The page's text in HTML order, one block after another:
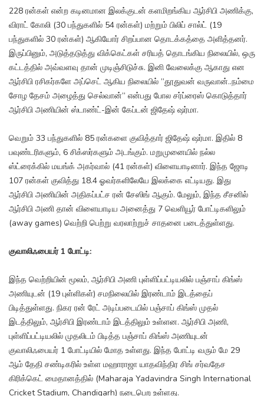
228 ரன்கள் என்ற கடினமான இலக்குடன் களமிறங்கிய ஆர்சிபி அணிக்கு,
விராட் கோலி (30 பந்துகளில் 54 ரன்கள்) மற்றும் பிலிப் சால்ட் (19
பந்துகளில் 30 ரன்கள்) ஆகியோர் சிறப்பான தொடக்கத்தை அளித்தனர்.
இருப்பினும், அடுத்தடுத்து விக்கெட்கள் சரியத் தொடங்கிய நிலையில், ஒரு
கட்டத்தில் அவ்வளவு தான் முடிஞ்சிடுச்சு. இனி வேலைக்கு ஆகாது என
ஆர்சிபி ரசிகர்களே அப்செட் ஆகிய நிலையில் ”தூதுவன் வருவான்..நம்மை
சோழ தேசம் அழைத்து செல்வான்” என்பது போல சர்ப்ரைஸ் கொடுத்தார்
ஆர்சிபி அணியின் ஸ்டாண்ட்-இன் கேப்டன் ஜிதேஷ் ஷர்மா.
வெறும் 33 பந்துகளில் 85 ரன்களை குவித்தார் ஜிதேஷ் ஷர்மா. இதில் 8
பவுண்டரிகளும், 6 சிக்ஸர்களும் அடங்கும். மறுமுனையில் நல்ல
ஸ்ட்ரைக்கில் மயங்க் அகர்வால் (41 ரன்கள்) விளையாடினார். இந்த ஜோடி
107 ரன்கள் குவித்து 18.4 ஓவர்களிலேயே இலக்கை எட்டியது. இது
ஆர்சிபி அணியின் அதிகப்பட்ச ரன் சேஸிங் ஆகும். மேலும், இந்த சீசனில்
ஆர்சிபி அணி தான் விளையாடிய அனைத்து 7 வெளியூர் போட்டிகளிலும்
(away games) வெற்றி பெற்று வரலாற்றுச் சாதனை படைத்துள்ளது.
குவாலிஃபையர் 1 போட்டி:
இந்த வெற்றியின் மூலம், ஆர்சிபி அணி புள்ளிப்பட்டியலில் பஞ்சாப் கிங்ஸ்
அணியுடன் (19 புள்ளிகள்) சமநிலையில் இரண்டாம் இடத்தைப்
பிடித்துள்ளது. நிகர ரன் ரேட் அடிப்படையில் பஞ்சாப் கிங்ஸ் முதல்
இடத்திலும், ஆர்சிபி இரண்டாம் இடத்திலும் உள்ளன. ஆர்சிபி அணி,
புள்ளிப்பட்டியலில் முதலிடம் பிடித்த பஞ்சாப் கிங்ஸ் அணியுடன்
குவாலிஃபையர் 1 போட்டியில் மோத உள்ளது. இந்த போட்டி வரும் மே 29
ஆம் தேதி சண்டிகரில் உள்ள மஹாராஜா யாதவிந்திர சிங் சர்வதேச
கிரிக்கெட் மைதானத்தில் (Maharaja Yadavindra Singh International
Cricket Stadium, Chandigarh) நடைபெற உள்ளது.